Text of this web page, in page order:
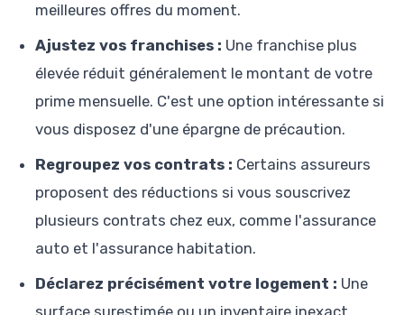
meilleures offres du moment.
Ajustez vos franchises : Une franchise plus
élevée réduit généralement le montant de votre
prime mensuelle. C'est une option intéressante si
vous disposez d'une épargne de précaution.
Regroupez vos contrats : Certains assureurs
proposent des réductions si vous souscrivez
plusieurs contrats chez eux, comme l'assurance
auto et l'assurance habitation.
Déclarez précisément votre logement : Une